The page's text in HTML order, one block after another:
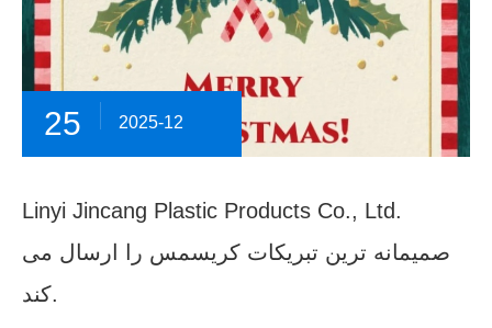
25 2025-12
Linyi Jincang Plastic Products Co., Ltd.
صمیمانه ترین تبریکات کریسمس را ارسال می
کند.